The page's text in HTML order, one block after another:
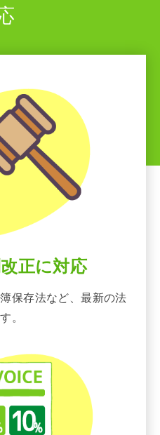
正に対応
保存法など、最新の法
。